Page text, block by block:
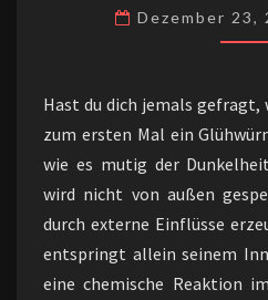
Dezember 23,
Hast du dich jemals gefragt,
zum ersten Mal ein
wie es mutig der
wird nicht von außen
durch externe Einflüsse
entspringt allein seinem
eine chemische Reaktion